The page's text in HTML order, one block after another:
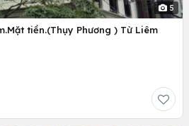
5
tiền.(Thụy Phương ) Từ Liêm